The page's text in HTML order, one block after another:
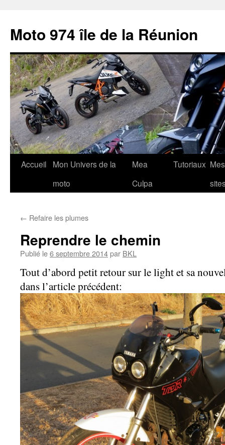
contenu
Moto 974 île de la Réunion
Accueil
Mon Univers de la
moto
Mea
Culpa
Tutoriaux
← Refaire les plumes
Reprendre le chemin
Publié le6 septembre 2014par BKL
Tout d’abord petit retour sur le light et sa
dans l’article précédent: